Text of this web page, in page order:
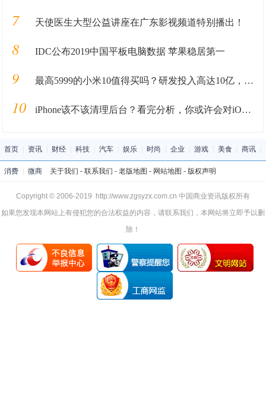
7 天使医生大型公益讲座在广东影视频道特别播出！
8 IDC公布2019中国平板电脑数据 苹果稳居第一
9 最高5999的小米10值得买吗？研发投入高达10亿，雷军：是友情价
10 iPhone该不该清理后台？看完分析，你或许会对iOS系统改观
首页 资讯 财经 科技 汽车 娱乐 时尚 企业 游戏 美食 商讯
消费 微商 关于我们 - 联系我们 - 老版地图 - 网站地图 - 版权声明
Copyright © 2006-2019 http://www.zgsyzx.com.cn 中国商业资讯版权所有
如果您发现本网站上有侵犯您的合法权益的内容，请联系我们，本网站将立即予以删
除！